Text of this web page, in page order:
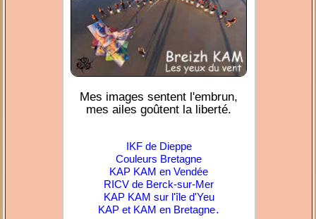
Mes images sentent l'embrun,
mes ailes goûtent la liberté.
IKF de Dieppe
Couleurs Bretagne
KAP KAM en Vendée
RICV de Berck-sur-Mer
KAP KAM sur l'île d'Yeu
KAP et KAM en Bretagne.